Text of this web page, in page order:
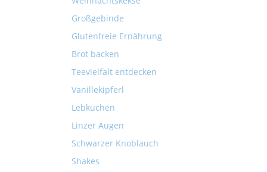
Großgebinde
Glutenfreie Ernährung
Brot backen
Teevielfalt entdecken
Vanillekipferl
Lebkuchen
Linzer Augen
Schwarzer Knoblauch
Shakes